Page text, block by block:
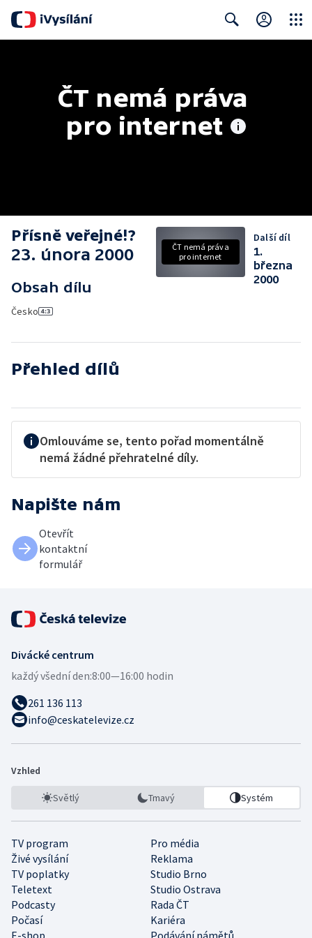
ČT nemá práva
pro internet
Přísně veřejné!?
23. února 2000
Obsah dílu
Česko
ČT nemá práva
pro internet
Další díl
1.
března
2000
Přehled dílů
Omlouváme se, tento pořad momentálně
nemá žádné přehratelné díly.
Napište nám
Otevřít
kontaktní
formulář
Divácké centrum
každý všední den:8:00—16:00 hodin
261 136 113
info@ceskatelevize.cz
Vzhled
Světlý Tmavý Systém
TV program
Pro média
Živé vysílání
Reklama
TV poplatky
Studio Brno
Teletext
Studio Ostrava
Podcasty
Rada ČT
Počasí
Kariéra
E-shop
Podávání námětů